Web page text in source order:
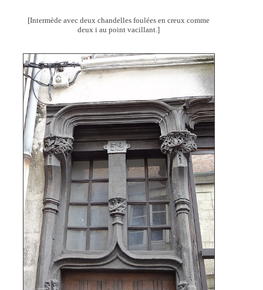
[Intermède avec deux chandelles foulées en creux comme
deux i au point vacillant.]